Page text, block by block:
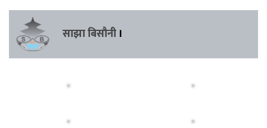
साझा बिसौनी ।